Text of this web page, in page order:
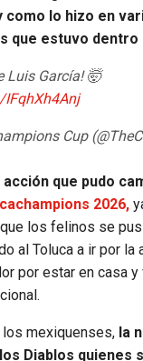
como lo hizo en
que estuvo dentro
Luis García! 🤯
Cup
acción que pudo
2026,
los felinos se
al Toluca a ir por la
por estar en casa
los mexiquenses, la
Diablos quienes